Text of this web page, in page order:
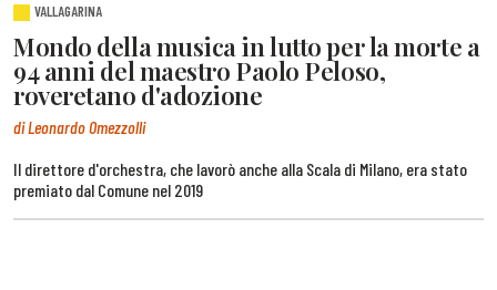
VALLAGARINA
Mondo della musica in lutto per la morte a
94 anni del maestro Paolo Peloso,
roveretano d'adozione
di Leonardo Omezzolli
Il direttore d'orchestra, che lavorò anche alla Scala di Milano, era stato
premiato dal Comune nel 2019